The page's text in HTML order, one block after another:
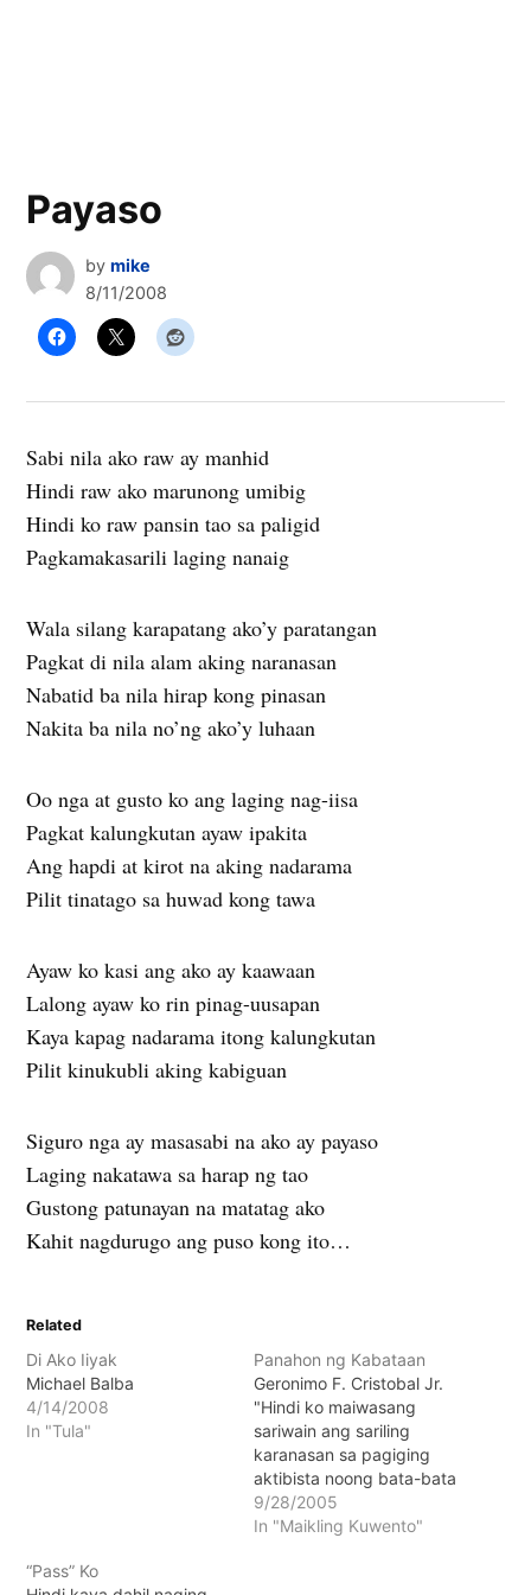
Payaso
by mike
8/11/2008
Sabi nila ako raw ay manhid
Hindi raw ako marunong umibig
Hindi ko raw pansin tao sa paligid
Pagkamakasarili laging nanaig
Wala silang karapatang ako’y paratangan
Pagkat di nila alam aking naranasan
Nabatid ba nila hirap kong pinasan
Nakita ba nila no’ng ako’y luhaan
Oo nga at gusto ko ang laging nag-iisa
Pagkat kalungkutan ayaw ipakita
Ang hapdi at kirot na aking nadarama
Pilit tinatago sa huwad kong tawa
Ayaw ko kasi ang ako ay kaawaan
Lalong ayaw ko rin pinag-uusapan
Kaya kapag nadarama itong kalungkutan
Pilit kinukubli aking kabiguan
Siguro nga ay masasabi na ako ay payaso
Laging nakatawa sa harap ng tao
Gustong patunayan na matatag ako
Kahit nagdurugo ang puso kong ito…
Related
Di Ako Iiyak
Michael Balba
4/14/2008
In "Tula"
Panahon ng Kabataan
Geronimo F. Cristobal Jr.
"Hindi ko maiwasang
sariwain ang sariling
karanasan sa pagiging
aktibista noong bata-bata
pa.... Ayaw ko nang
balikan pa ang mga araw,
9/28/2005
In "Maikling Kuwento"
“Pass” Ko